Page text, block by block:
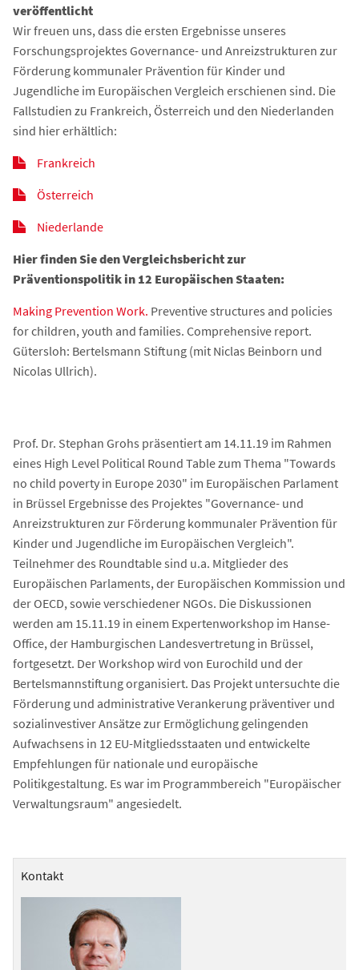
veröffentlicht
Wir freuen uns, dass die ersten Ergebnisse unseres
Forschungsprojektes Governance- und Anreizstrukturen zur
Förderung kommunaler Prävention für Kinder und
Jugendliche im Europäischen Vergleich erschienen sind. Die
Fallstudien zu Frankreich, Österreich und den Niederlanden
sind hier erhältlich:
Frankreich
Österreich
Niederlande
Hier finden Sie den Vergleichsbericht zur
Präventionspolitik in 12 Europäischen Staaten:
Making Prevention Work. Preventive structures and policies
for children, youth and families. Comprehensive report.
Gütersloh: Bertelsmann Stiftung (mit Niclas Beinborn und
Nicolas Ullrich).
Prof. Dr. Stephan Grohs präsentiert am 14.11.19 im Rahmen
eines High Level Political Round Table zum Thema "Towards
no child poverty in Europe 2030" im Europäischen Parlament
in Brüssel Ergebnisse des Projektes "Governance- und
Anreizstrukturen zur Förderung kommunaler Prävention für
Kinder und Jugendliche im Europäischen Vergleich".
Teilnehmer des Roundtable sind u.a. Mitglieder des
Europäischen Parlaments, der Europäischen Kommission und
der OECD, sowie verschiedener NGOs. Die Diskussionen
werden am 15.11.19 in einem Expertenworkshop im Hanse-
Office, der Hamburgischen Landesvertretung in Brüssel,
fortgesetzt. Der Workshop wird von Eurochild und der
Bertelsmannstiftung organisiert. Das Projekt untersuchte die
Förderung und administrative Verankerung präventiver und
sozialinvestiver Ansätze zur Ermöglichung gelingenden
Aufwachsens in 12 EU-Mitgliedsstaaten und entwickelte
Empfehlungen für nationale und europäische
Politikgestaltung. Es war im Programmbereich "Europäischer
Verwaltungsraum" angesiedelt.
Kontakt